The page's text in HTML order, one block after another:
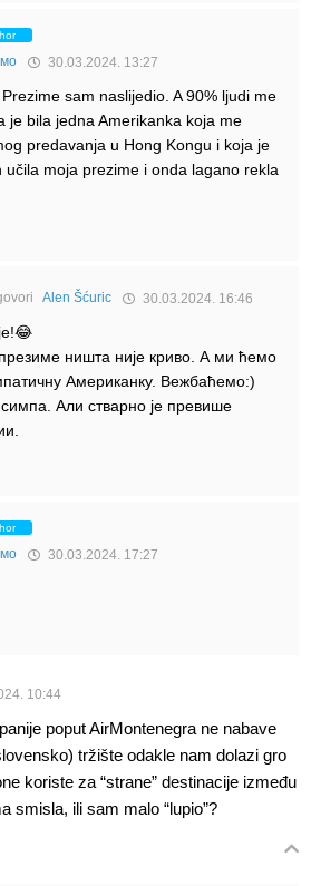
30.03.2024. 13:27
sam naslijedio. A 90% ljudi me
je bila jedna Amerikanka koja me
predavanja u Hong Kongu i koja je
učila moja prezime i onda lagano rekla
Alen Šćuric 30.03.2024. 16:46
ништа није криво. А ми ћемо
Американку. Вежбаћемо:)
Али стварно је превише
30.03.2024. 17:27
10:44
poput AirMontenegra ne nabave
tržište odakle nam dolazi gro
koriste za “strane” destinacije između
smisla, ili sam malo “lupio”?